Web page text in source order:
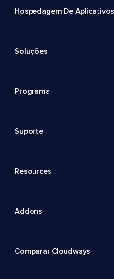
Hospedagem De Aplicativos
Soluções
Programa
Suporte
Resources
Addons
Comparar Cloudways